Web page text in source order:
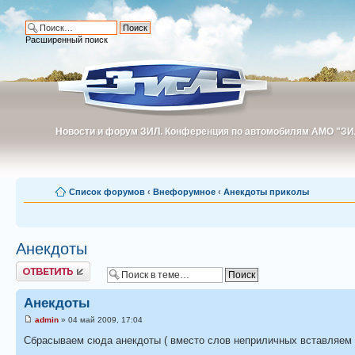
Новости и форум ЗИЛ. Конференция по автомобилям АМО
Новости и форум ЗИЛ. Конференция по автомобилям АМО
Расширенный поиск
Список форумов ‹ Внефорумное ‹ Анекдоты приколы
Анекдоты
Ответить
Анекдоты
admin » 04 май 2009, 17:04
Сбрасываем сюда анекдоты ( вместо слов неприличных вставляем